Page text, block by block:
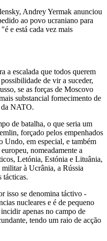
Andrey Yermak anunciou
ao povo ucraniano para
e está cada vez mais
a escalada que todos querem
de vir a suceder,
se as forças de Moscovo
substancial fornecimento de
da NATO.
de batalha, o que seria um
forçado pelos empenhados
Undo, em especial, e também
nomeadamente a
Letónia, Estónia e Lituânia,
à Ucrânia, a Rússia
tácticas.
isso se denomina táctivo -
nucleares e é de pequeno
apenas no campo de
tendo um raio de acção